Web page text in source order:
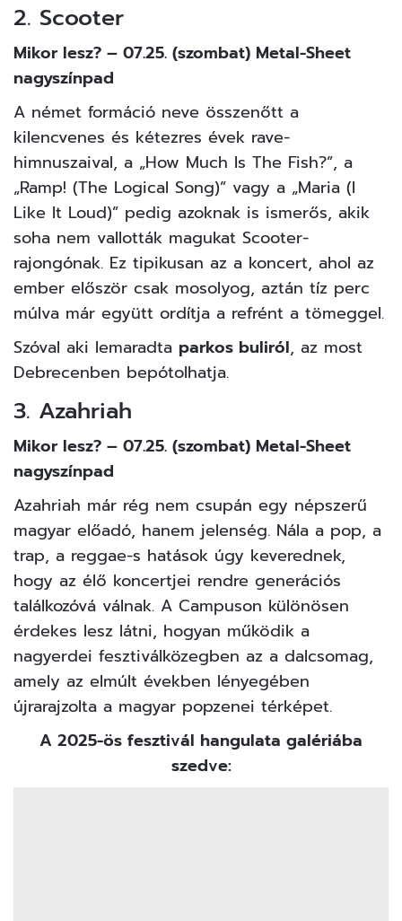
2. Scooter
Mikor lesz? – 07.25. (szombat) Metal-Sheet
nagyszínpad
A német formáció neve összenőtt a
kilencvenes és kétezres évek rave-
himnuszaival, a „How Much Is The Fish?”, a
„Ramp! (The Logical Song)” vagy a „Maria (I
Like It Loud)” pedig azoknak is ismerős, akik
soha nem vallották magukat Scooter-
rajongónak. Ez tipikusan az a koncert, ahol az
ember először csak mosolyog, aztán tíz perc
múlva már együtt ordítja a refrént a tömeggel.
Szóval aki lemaradta parkos buliról, az most
Debrecenben bepótolhatja.
3. Azahriah
Mikor lesz? – 07.25. (szombat) Metal-Sheet
nagyszínpad
Azahriah már rég nem csupán egy népszerű
magyar előadó, hanem jelenség. Nála a pop, a
trap, a reggae-s hatások úgy keverednek,
hogy az élő koncertjei rendre generációs
találkozóvá válnak. A Campuson különösen
érdekes lesz látni, hogyan működik a
nagyerdei fesztiválközegben az a dalcsomag,
amely az elmúlt években lényegében
újrarajzolta a magyar popzenei térképet.
A 2025-ös fesztivál hangulata galériába
szedve: